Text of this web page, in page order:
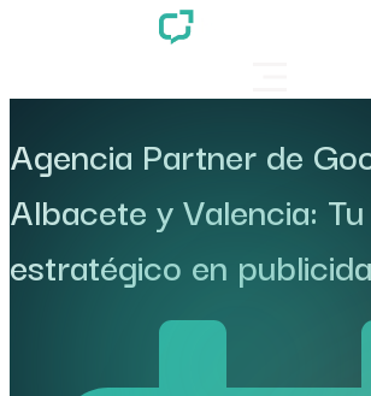
Agencia Partner de
Albacete y Valencia:
estratégico en